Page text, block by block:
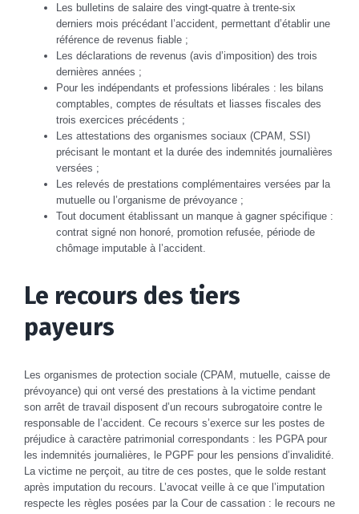
Les bulletins de salaire des vingt-quatre à trente-six
derniers mois précédant l’accident, permettant d’établir une
référence de revenus fiable ;
Les déclarations de revenus (avis d’imposition) des trois
dernières années ;
Pour les indépendants et professions libérales : les bilans
comptables, comptes de résultats et liasses fiscales des
trois exercices précédents ;
Les attestations des organismes sociaux (CPAM, SSI)
précisant le montant et la durée des indemnités journalières
versées ;
Les relevés de prestations complémentaires versées par la
mutuelle ou l’organisme de prévoyance ;
Tout document établissant un manque à gagner spécifique :
contrat signé non honoré, promotion refusée, période de
chômage imputable à l’accident.
Le recours des tiers
payeurs
Les organismes de protection sociale (CPAM, mutuelle, caisse de
prévoyance) qui ont versé des prestations à la victime pendant
son arrêt de travail disposent d’un recours subrogatoire contre le
responsable de l’accident. Ce recours s’exerce sur les postes de
préjudice à caractère patrimonial correspondants : les PGPA pour
les indemnités journalières, le PGPF pour les pensions d’invalidité.
La victime ne perçoit, au titre de ces postes, que le solde restant
après imputation du recours. L’avocat veille à ce que l’imputation
respecte les règles posées par la Cour de cassation : le recours ne